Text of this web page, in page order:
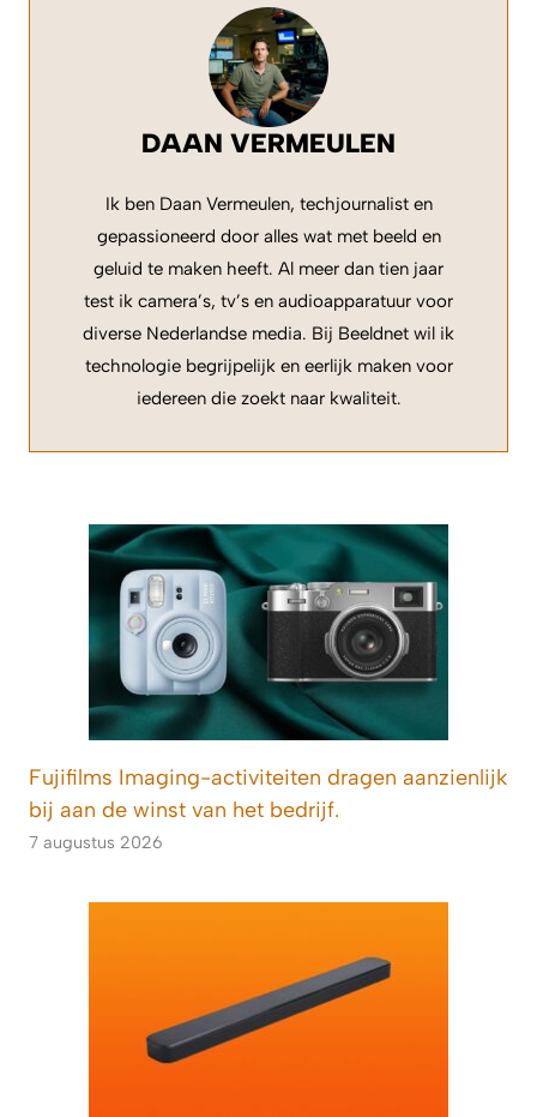
DAAN VERMEULEN
Ik ben Daan Vermeulen, techjournalist en
gepassioneerd door alles wat met beeld en
geluid te maken heeft. Al meer dan tien jaar
test ik camera’s, tv’s en audioapparatuur voor
diverse Nederlandse media. Bij Beeldnet wil ik
technologie begrijpelijk en eerlijk maken voor
iedereen die zoekt naar kwaliteit.
Fujifilms Imaging-activiteiten dragen aanzienlijk
bij aan de winst van het bedrijf.
7 augustus 2026